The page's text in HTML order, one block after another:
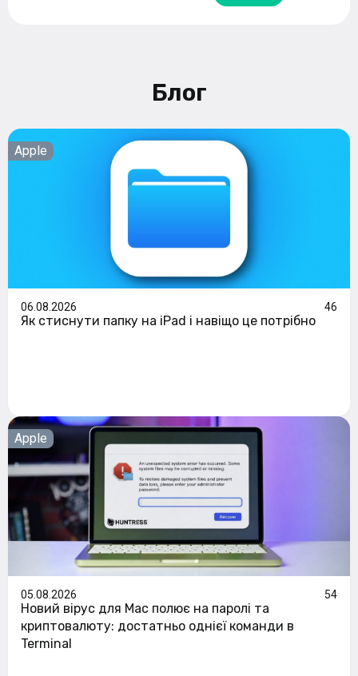
Блог
Apple
06.08.2026 46
Як стиснути папку на iPad і навіщо це потрібно
Apple
05.08.2026 54
Новий вірус для Mac полює на паролі та
криптовалюту: достатньо однієї команди в
Terminal